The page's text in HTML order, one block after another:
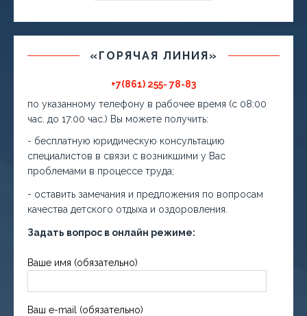
«ГОРЯЧАЯ ЛИНИЯ»
+7(861) 255- 78-83
по указанному телефону в рабочее время (с 08:00
час. до 17:00 час.) Вы можете получить:
- бесплатную юридическую консультацию
специалистов в связи с возникшими у Вас
проблемами в процессе труда;
- оставить замечания и предложения по вопросам
качества детского отдыха и оздоровления.
Задать вопрос в онлайн режиме:
Ваше имя (обязательно)
Ваш e-mail (обязательно)